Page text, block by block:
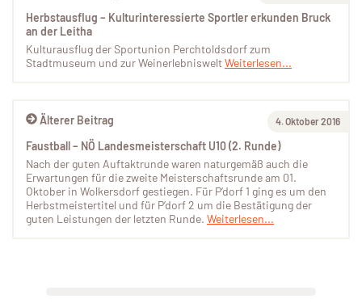
Älterer Beitrag 4. Oktober 2016
Faustball – NÖ Landesmeisterschaft U10 (2. Runde)
Nach der guten Auftaktrunde waren naturgemäß auch die
Erwartungen für die zweite Meisterschaftsrunde am 01.
Oktober in Wolkersdorf gestiegen. Für P’dorf 1 ging es um den
Herbstmeistertitel und für P’dorf 2 um die Bestätigung der
guten Leistungen der letzten Runde. Weiterlesen...
Herbstausflug – Kulturinteressierte Sportler erkunden Bruck
an der Leitha
Kulturausflug der Sportunion Perchtoldsdorf zum
Stadtmuseum und zur WeinerlebnisweltWeiterlesen...